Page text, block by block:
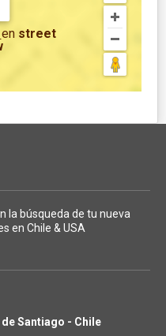
en street
la búsqueda de tu nueva
en Chile & USA
Santiago - Chile